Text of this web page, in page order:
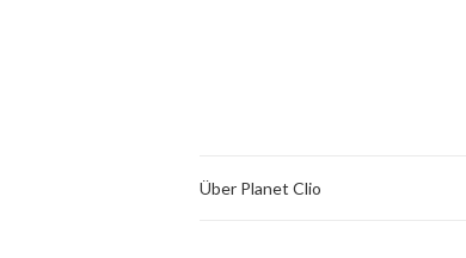
Über Planet Clio